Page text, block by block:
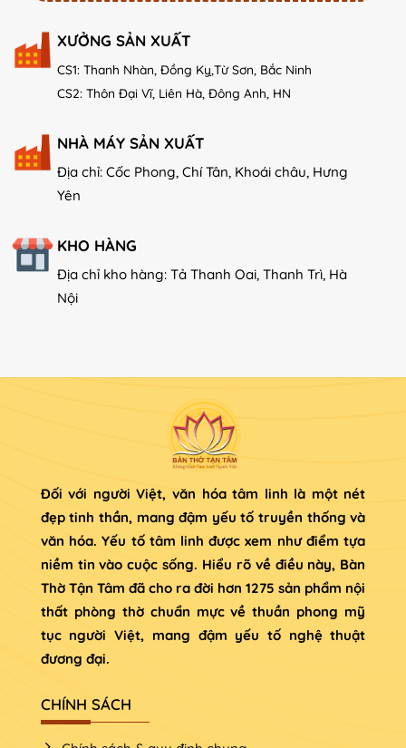
XƯỞNG SẢN XUẤT
CS1: Thanh Nhàn, Đồng Kỵ,Từ Sơn, Bắc Ninh
CS2: Thôn Đại Vĩ, Liên Hà, Đông Anh, HN
NHÀ MÁY SẢN XUẤT
Địa chỉ: Cốc Phong, Chí Tân, Khoái châu, Hưng
Yên
KHO HÀNG
Địa chỉ kho hàng: Tả Thanh Oai, Thanh Trì, Hà
Nội
Đối với người Việt, văn hóa tâm linh là một nét
đẹp tinh thần, mang đậm yếu tố truyền thống và
văn hóa. Yếu tố tâm linh được xem như điểm tựa
niềm tin vào cuộc sống. Hiểu rõ về điều này, Bàn
Thờ Tận Tâm đã cho ra đời hơn 1275 sản phẩm nội
thất phòng thờ chuẩn mực về thuần phong mỹ
tục người Việt, mang đậm yếu tố nghệ thuật
đương đại.
CHÍNH SÁCH